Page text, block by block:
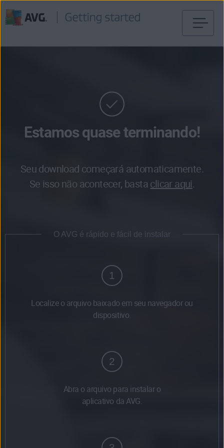
Estamos quase terminando!
Seu download começará automaticamente.
Se isso não acontecer, basta clicar aqui.
O AVG é rápido e fácil de instalar
1
Localize o arquivo baixado em seu navegador ou
dispositivo.
2
Abra o arquivo para instalar o
aplicativo da AVG.